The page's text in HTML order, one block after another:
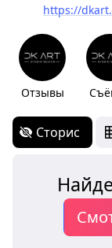
https://
Отзывы
Сторис